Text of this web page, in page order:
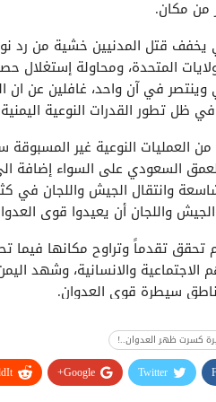
من مكان.
يخفف قتل المدنيين خشية من
المتحدة، ومحاولة
في آن واحد، غافلين عن ان
ظل تطور القدرات النوعية
العمليات النوعية غير
السعودي على السواء إضافة
وانتقال الجيش واللجان في
واللجان أن يعيدوا قوى
تحقق تقدماً وتراوح مكانها
الاجتماعية والانسانية، وشهد
سيطرة قوى العدوان.
عملية البيان المرصوص،
اهداف في العمق والوسط
Twitter
Google+